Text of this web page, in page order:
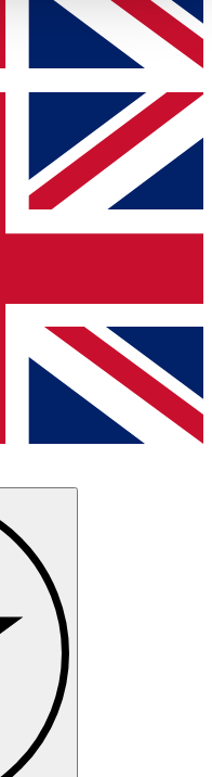
Nutzung der Dienste